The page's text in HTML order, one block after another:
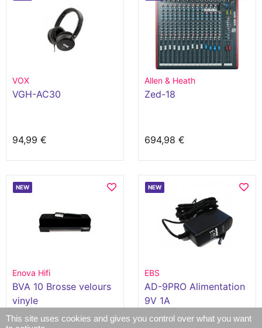
VOX
VGH-AC30
94,99 €
Allen & Heath
Zed-18
694,98 €
NEW
Enova Hifi
BVA 10 Brosse velours
vinyle
NEW
EBS
AD-9PRO Alimentation
9V 1A
This site uses cookies and gives you control over what you want